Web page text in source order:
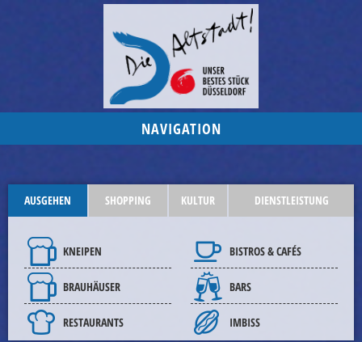
NAVIGATION
AUSGEHEN SHOPPING KULTUR DIENSTLEISTUNG
KNEIPEN
BRAUHÄUSER
RESTAURANTS
BISTROS & CAFÉS
BARS
IMBISS